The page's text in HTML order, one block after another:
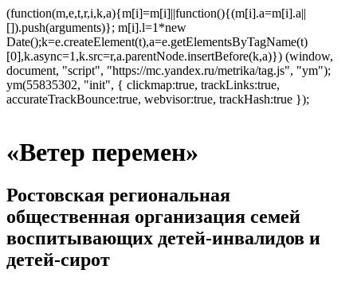
(function(m,e,t,r,i,k,a){m[i]=m[i]||function(){(m[i].a=m[i].a||
[]).push(arguments)}; m[i].l=1*new
Date();k=e.createElement(t),a=e.getElementsByTagName(t)
[0],k.async=1,k.src=r,a.parentNode.insertBefore(k,a)}) (window,
document, "script", "https://mc.yandex.ru/metrika/tag.js", "ym");
ym(55835302, "init", { clickmap:true, trackLinks:true,
accurateTrackBounce:true, webvisor:true, trackHash:true });
«Ветер перемен»
Ростовская региональная
общественная организация семей
воспитывающих детей-инвалидов и
детей-сирот